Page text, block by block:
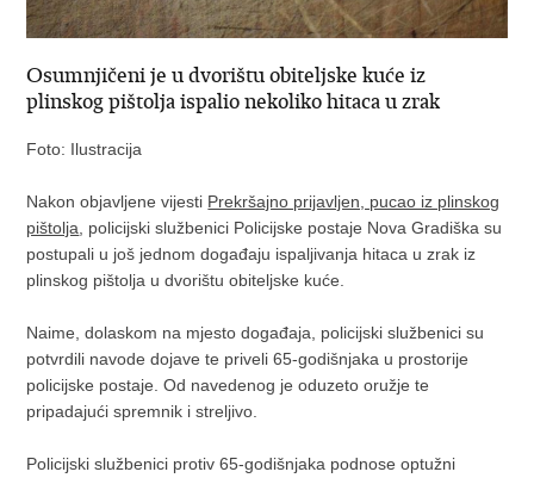
Osumnjičeni je u dvorištu obiteljske kuće iz
plinskog pištolja ispalio nekoliko hitaca u zrak
Foto: Ilustracija
Nakon objavljene vijesti Prekršajno prijavljen, pucao iz plinskog
pištolja , policijski službenici Policijske postaje Nova Gradiška su
postupali u još jednom događaju ispaljivanja hitaca u zrak iz
plinskog pištolja u dvorištu obiteljske kuće.
Naime, dolaskom na mjesto događaja, policijski službenici su
potvrdili navode dojave te priveli 65-godišnjaka u prostorije
policijske postaje. Od navedenog je oduzeto oružje te
pripadajući spremnik i streljivo.
Policijski službenici protiv 65-godišnjaka podnose optužni